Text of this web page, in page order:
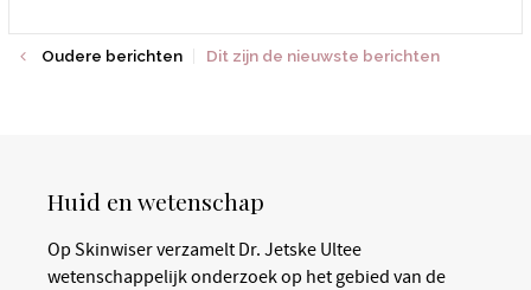
Oudere berichten Dit zijn de nieuwste berichten
Huid en wetenschap
Op Skinwiser verzamelt Dr. Jetske Ultee
wetenschappelijk onderzoek op het gebied van de